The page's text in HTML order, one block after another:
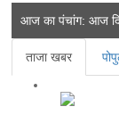
आज का पंचांग: आज
ताजा खबर